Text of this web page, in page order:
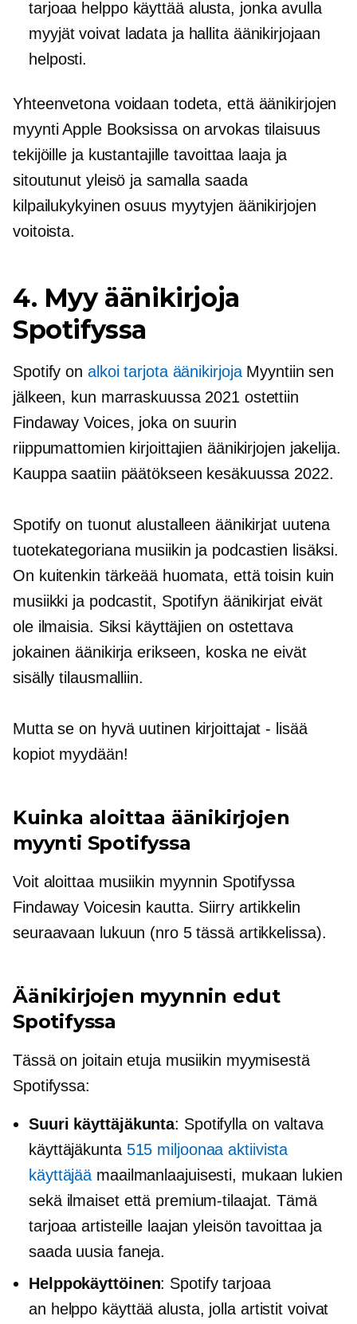
tarjoaa helppo käyttääalusta, jonka avulla
myyjät voivat ladata ja hallita äänikirjojaan
helposti.
Yhteenvetona voidaan todeta, että äänikirjojen
myynti Apple Booksissa on arvokas tilaisuus
tekijöille ja kustantajille tavoittaa laaja ja
sitoutunut yleisö ja samalla saada
kilpailukykyinen osuus myytyjen äänikirjojen
voitoista.
4. Myy äänikirjoja
Spotifyssa
Spotify on alkoi tarjota äänikirjojaMyyntiin sen
jälkeen, kun marraskuussa 2021 ostettiin
Findaway Voices, joka on suurin
riippumattomien kirjoittajien äänikirjojen jakelija.
Kauppa saatiin päätökseen kesäkuussa 2022.
Spotify on tuonut alustalleen äänikirjat uutena
tuotekategoriana musiikin ja podcastien lisäksi.
On kuitenkin tärkeää huomata, että toisin kuin
musiikki ja podcastit, Spotifyn äänikirjat eivät
ole ilmaisia. Siksi käyttäjien on ostettava
jokainen äänikirja erikseen, koska ne eivät
sisälly tilausmalliin.
Mutta se on hyvä uutinen kirjoittajat - lisää
kopiot myydään!
Kuinka aloittaa äänikirjojen
myynti Spotifyssa
Voit aloittaa musiikin myynnin Spotifyssa
Findaway Voicesin kautta. Siirry artikkelin
seuraavaan lukuun (nro 5 tässä artikkelissa).
Äänikirjojen myynnin edut
Spotifyssa
Tässä on joitain etuja musiikin myymisestä
Spotifyssa:
Suuri käyttäjäkunta: Spotifylla on valtava
käyttäjäkunta 515 miljoonaa aktiivista
käyttäjää maailmanlaajuisesti, mukaan lukien
sekä ilmaiset että premium-tilaajat. Tämä
tarjoaa artisteille laajan yleisön tavoittaa ja
saada uusia faneja.
Helppokäyttöinen: Spotify tarjoaa
an helppo käyttää alusta, jolla artistit voivat